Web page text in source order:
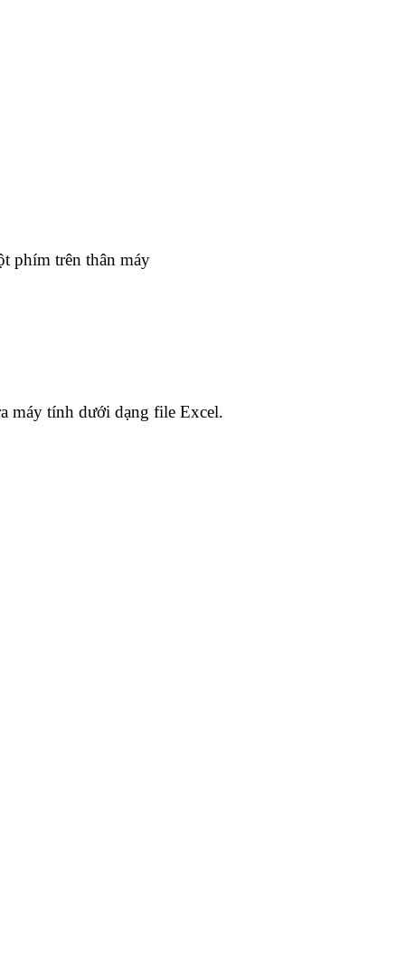
phím trên thân máy
máy tính dưới dạng file Excel.